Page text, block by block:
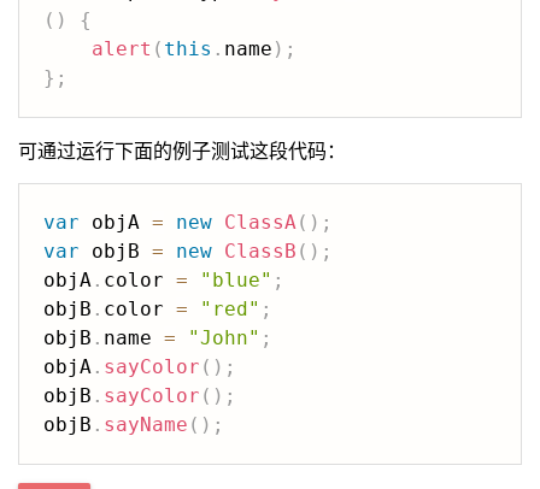
( )
{
alert ( this . name ) ;
} ;
可通过运行下面的例子测试这段代码：
var objA = new ClassA( ) ;
var objB = new ClassB ( ) ;
objA . color = "blue" ;
objB . color = "red" ;
objB . name = "John" ;
objA . sayColor ( ) ;
objB . sayColor ( ) ;
objB . sayName ( ) ;